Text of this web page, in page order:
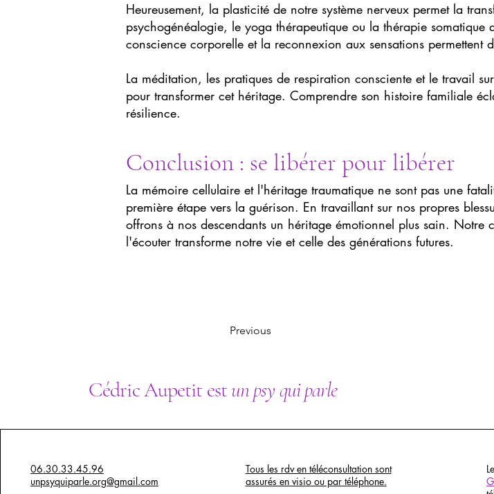
Heureusement, la plasticité de notre système nerveux permet la
psychogénéalogie, le yoga thérapeutique ou la thérapie somatique
conscience corporelle et la reconnexion aux sensations permettent
La méditation, les pratiques de respiration consciente et le travail
pour transformer cet héritage. Comprendre son histoire familiale
résilience.
Conclusion : se libérer pour libérer
La mémoire cellulaire et l'héritage traumatique ne sont pas une
première étape vers la guérison. En travaillant sur nos propres
offrons à nos descendants un héritage émotionnel plus sain. Notre
l'écouter transforme notre vie et celle des générations futures.
Previous
Cédric Aupetit estun psy qui parle
06.30.33.45.96
unpsyquiparle.org@gmail.com
Tous les rdv en téléconsultation sont
assurés en visio ou par téléphone.
Le